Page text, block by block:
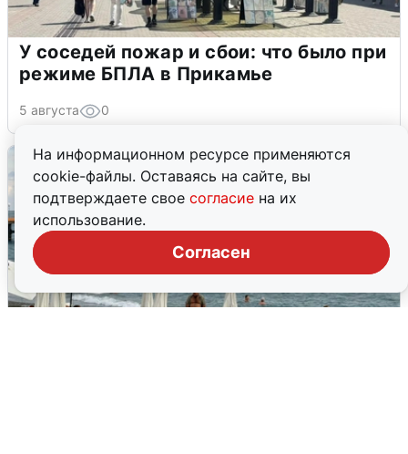
На информационном ресурсе применяются
cookie-файлы. Оставаясь на сайте, вы
подтверждаете свое согласие на их
использование.
Согласен
У соседей пожар и сбои: что было при
режиме БПЛА в Прикамье
5 августа 0